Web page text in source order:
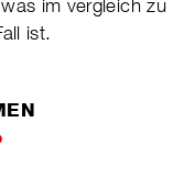
im vergleich zu
ist.